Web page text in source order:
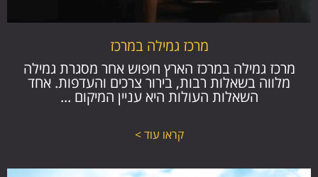
מרכז גמילה במרכז
מרכז גמילה במרכז הארץ חיפוש אחר מסגרת גמילה
מלווה בשאלות רבות, בירור צרכים והעדפות. אחד
השאלות העולות היא עניין המיקום ...
קראו עוד >